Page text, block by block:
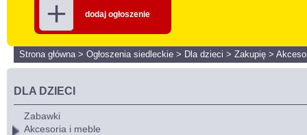
dodaj ogłoszenie
Strona główna> Ogłoszenia siedleckie > Dla dzieci > Zakupię >
DLA DZIECI
Zabawki
Akcesoria i meble